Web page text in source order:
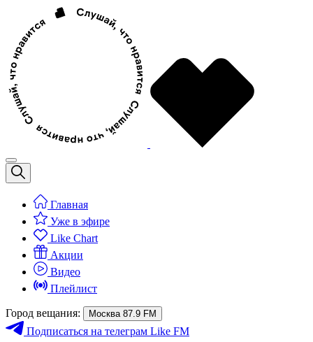
Главная
Уже в эфире
Like Chart
Акции
Видео
Плейлист
Город вещания: Москва 87.9 FM
Подписаться на телеграм Like FM